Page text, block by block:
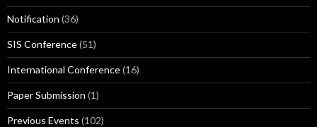
Notification (36)
SIS Conference(51)
International Conference(16)
Paper Submission (1)
Previous Events (102)